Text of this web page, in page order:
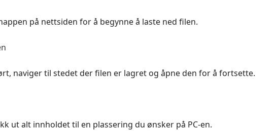
på nettsiden for å begynne å laste ned filen.
naviger til stedet der filen er lagret og åpne den for å fortsette.
ut alt innholdet til en plassering du ønsker på PC-en.